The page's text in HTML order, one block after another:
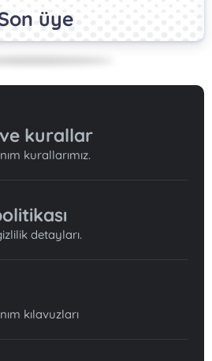
üye
kurallar
kurallarımız.
detayları.
kılavuzları